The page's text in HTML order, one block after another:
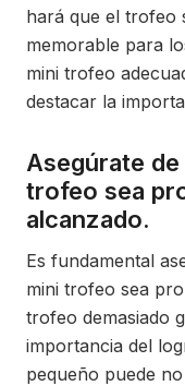
hará que el trofeo
memorable para
mini trofeo
destacar la
Asegúrate
trofeo sea
alcanzado.
Es fundamental
mini trofeo sea
trofeo demasiado
importancia del
pequeño puede